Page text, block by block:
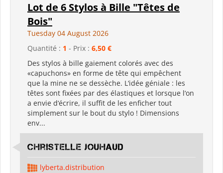
Lot de 6 Stylos à Bille "Têtes de
Bois"
Tuesday 04 August 2026
Quantité : 1 - Prix : 6,50 €
Des stylos à bille gaiement colorés avec des
«capuchons» en forme de tête qui empêchent
que la mine ne se dessèche. L‘idée géniale : les
têtes sont fixées par des élastiques et lorsque l‘on
a envie d‘écrire, il suffit de les enficher tout
simplement sur le bout du stylo ! Dimensions
env...
Christelle Jouhaud
lyberta.distribution